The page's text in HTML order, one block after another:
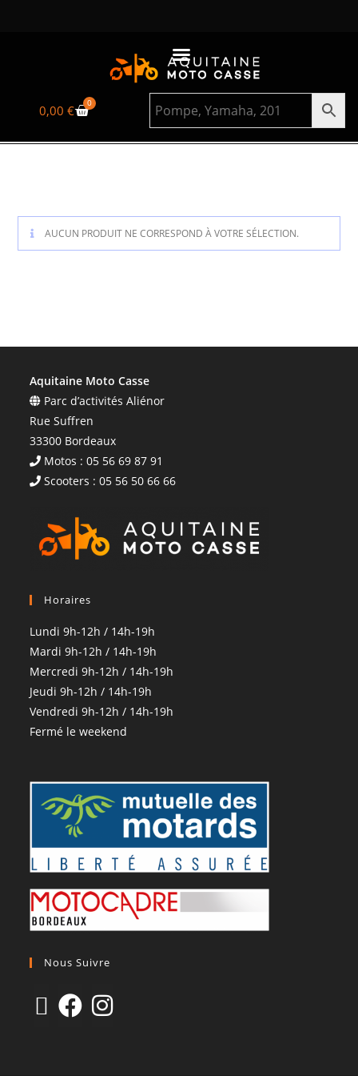
0,00€ 0
AUCUN PRODUIT NE CORRESPOND À VOTRE SÉLECTION.
Aquitaine Moto Casse
Parc d’activités Aliénor
Rue Suffren
33300 Bordeaux
Motos : 05 56 69 87 91
Scooters : 05 56 50 66 66
Horaires
Lundi 9h-12h / 14h-19h
Mardi 9h-12h / 14h-19h
Mercredi 9h-12h / 14h-19h
Jeudi 9h-12h / 14h-19h
Vendredi 9h-12h / 14h-19h
Fermé le weekend
Nous Suivre